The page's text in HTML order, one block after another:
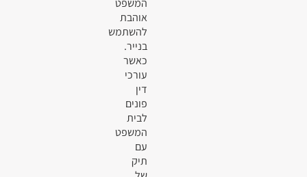
אוהבת
להשתמש
בנייר.
כאשר
עורכי
דין
פונים
לבית
המשפט
עם
תיק